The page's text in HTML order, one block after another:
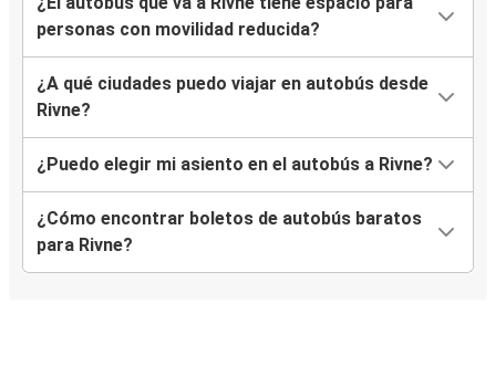
personas con movilidad reducida?
¿A qué ciudades puedo viajar en autobús desde
Rivne?
¿Puedo elegir mi asiento en el autobús a Rivne?
¿Cómo encontrar boletos de autobús baratos
para Rivne?